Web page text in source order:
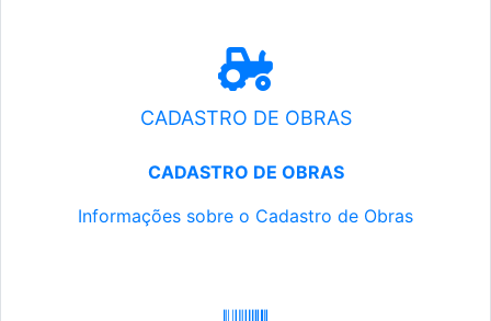
CADASTRO DE OBRAS
CADASTRO DE OBRAS
Informações sobre o Cadastro de Obras